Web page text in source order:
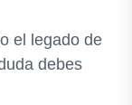
el legado de
debes